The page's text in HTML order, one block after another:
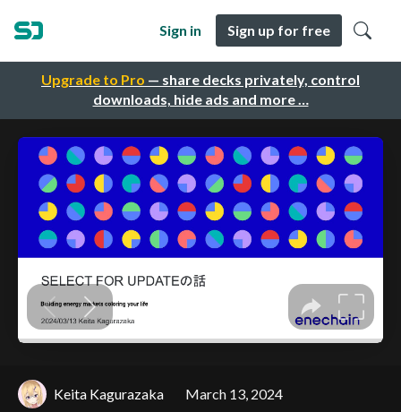
Upgrade to Pro — share decks privately, control
downloads, hide ads and more …
Sign in Sign up for free
Keita Kagurazaka March 13, 2024